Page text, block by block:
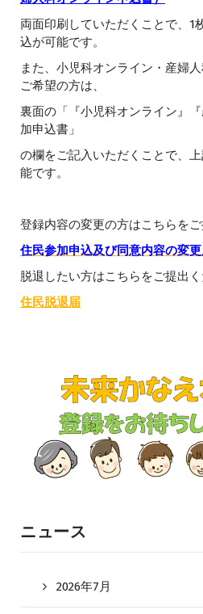
両面印刷していただくことで、1
込が可能です。
また、小児科オンライン・産婦
ご希望の方は、
裏面の「『小児科オンライン』
加申込書」
の欄をご記入いただくことで、
能です。
登録内容の変更の方はこちらをご
住民参加申込及び同意内容の変
脱退したい方はこちらをご提出く
住民脱退届
ニュース
2026年7月